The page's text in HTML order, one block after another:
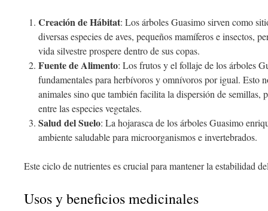
Creación de Hábitat: Los árboles Guasimo sirven como
diversas especies de aves, pequeños mamíferos e insectos,
vida silvestre prospere dentro de sus copas.
Fuente de Alimento: Los frutos y el follaje de los árboles
fundamentales para herbívoros y omnívoros por igual. Esto
animales sino que también facilita la dispersión de semillas,
entre las especies vegetales.
Salud del Suelo: La hojarasca de los árboles Guasimo
ambiente saludable para microorganismos e invertebrados.
Este ciclo de nutrientes es crucial para mantener la estabilidad
Usos y beneficios medicinales